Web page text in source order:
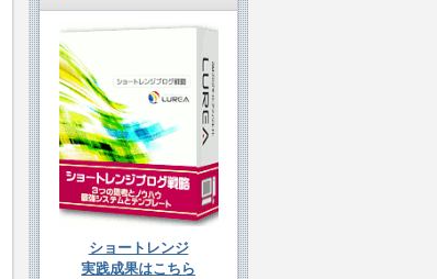
ショートレンジ
実践成果はこちら